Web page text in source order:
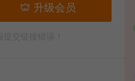
升级会员